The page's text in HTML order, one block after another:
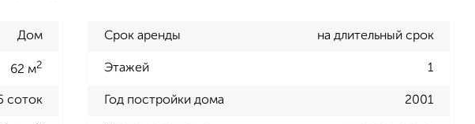
Дом Срок аренды на длительный срок
62 м2 Этажей 1
соток Год постройки дома 2001